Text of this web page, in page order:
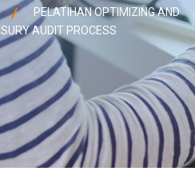
PELATIHAN OPTIMIZING AND
AUDIT PROCESS